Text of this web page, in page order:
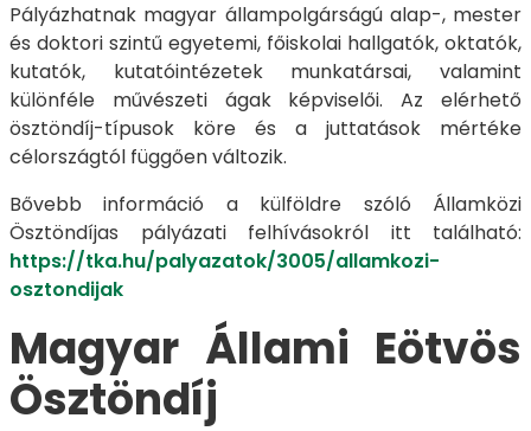
Pályázhatnak magyar állampolgárságú alap-, mester
és doktori szintű egyetemi, főiskolai hallgatók, oktatók,
kutatók, kutatóintézetek munkatársai, valamint
különféle művészeti ágak képviselői. Az elérhető
ösztöndíj-típusok köre és a juttatások mértéke
célországtól függően változik.
Bővebb információ a külföldre szóló Államközi
Ösztöndíjas pályázati felhívásokról itt található:
https://tka.hu/palyazatok/3005/allamkozi-
osztondijak
Magyar Állami Eötvös
Ösztöndíj